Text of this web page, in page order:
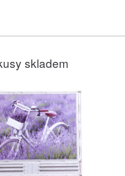
skladem